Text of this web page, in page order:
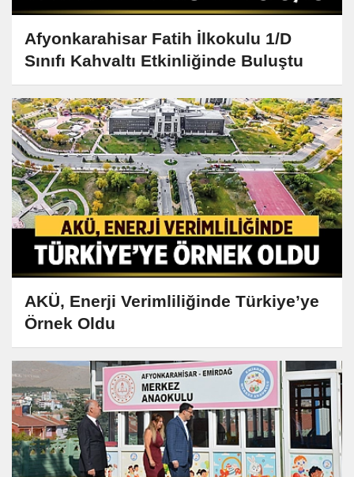
Afyonkarahisar Fatih İlkokulu 1/D
Sınıfı Kahvaltı Etkinliğinde Buluştu
AKÜ, Enerji Verimliliğinde Türkiye’ye
Örnek Oldu